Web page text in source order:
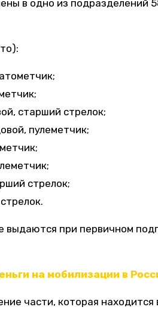
в одно из подразделений
старший стрелок;
пулеметчик;
стрелок;
выдаются при первичном
на мобилизации в
части, которая находится